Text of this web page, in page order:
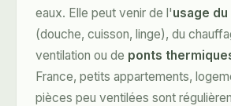
eaux. Elle peut venir de l'usage
(douche, cuisson, linge), du
ventilation ou de ponts
France, petits appartements,
pièces peu ventilées sont